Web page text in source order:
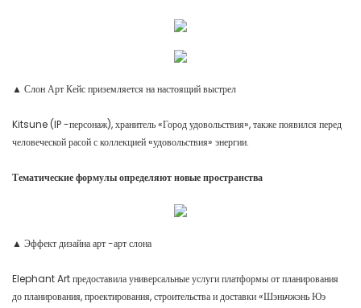
▲ Слон Арт Кейс приземляется на настоящий выстрел
Kitsune (IP -персонаж), хранитель «Город удовольствия», также появился перед
человеческой расой с коллекцией «удовольствия» энергии.
Тематические формулы определяют новые пространства
▲ Эффект дизайна арт -арт слона
Elephant Art предоставила универсальные услуги платформы от планирования
до планирования, проектирования, строительства и доставки «Шэньчжэнь Юэ